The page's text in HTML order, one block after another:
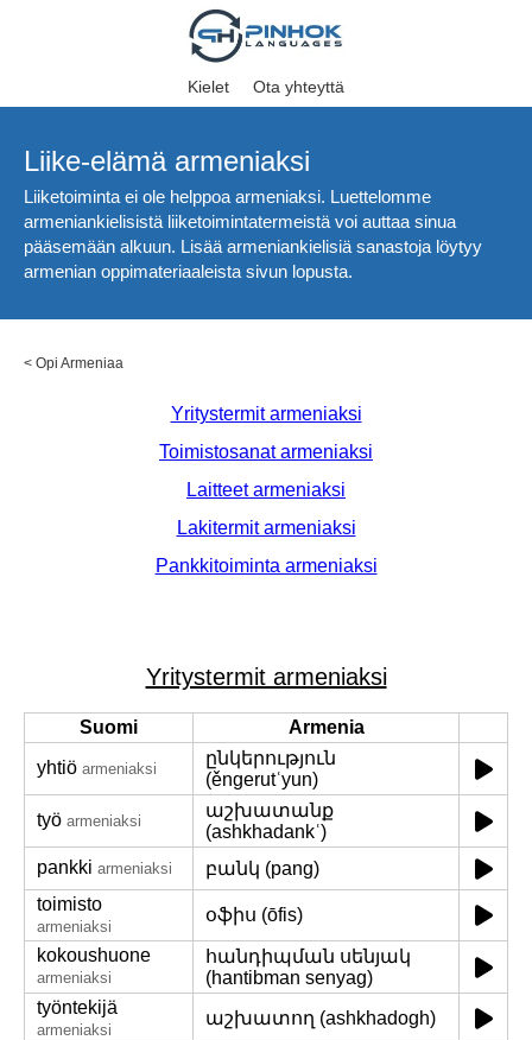
Kielet Ota yhteyttä
Liike-elämä armeniaksi
Liiketoiminta ei ole helppoa armeniaksi. Luettelomme
armeniankielisistä liiketoimintatermeistä voi auttaa sinua
pääsemään alkuun. Lisää armeniankielisiä sanastoja löytyy
armenian oppimateriaaleista sivun lopusta.
< Opi Armeniaa
Yritystermit armeniaksi
Toimistosanat armeniaksi
Laitteet armeniaksi
Lakitermit armeniaksi
Pankkitoiminta armeniaksi
Yritystermit armeniaksi
Suomi
Armenia
yhtiö armeniaksi
ընկերություն
(ěngerutʿyun)
työ armeniaksi
աշխատանք
(ashkhadankʿ)
pankki armeniaksi
բանկ (pang)
toimisto
armeniaksi
օֆիս (ōfis)
kokoushuone
armeniaksi
հանդիպման սենյակ
(hantibman senyag)
työntekijä
armeniaksi
աշխատող (ashkhadogh)